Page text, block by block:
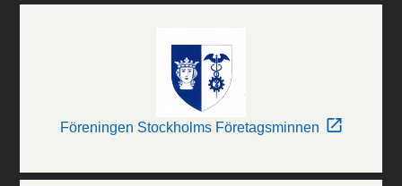
Föreningen Stockholms Företagsminnen